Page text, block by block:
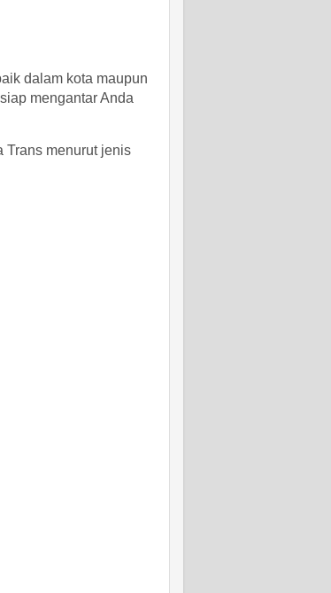
dalam kota maupun
mengantar Anda
Trans menurut jenis